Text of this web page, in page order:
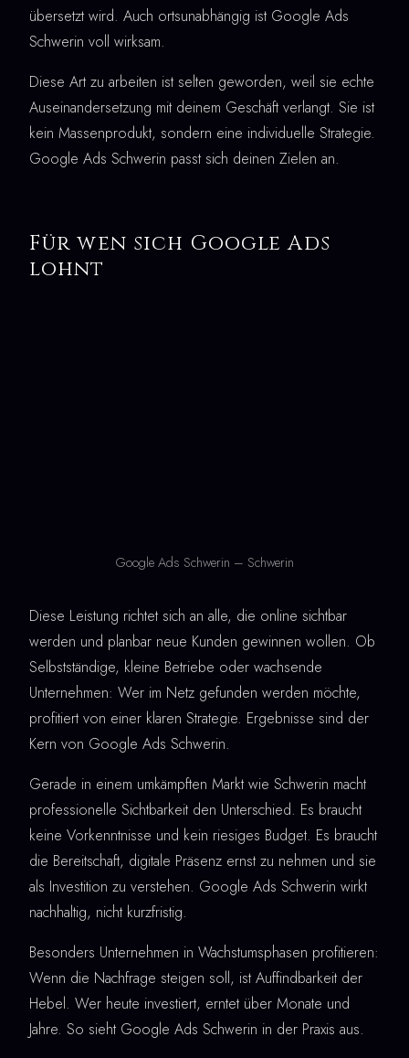
übersetzt wird. Auch ortsunabhängig ist Google Ads
Schwerin voll wirksam.
Diese Art zu arbeiten ist selten geworden, weil sie echte
Auseinandersetzung mit deinem Geschäft verlangt. Sie ist
kein Massenprodukt, sondern eine individuelle Strategie.
Google Ads Schwerin passt sich deinen Zielen an.
Für wen sich Google Ads
lohnt
Google Ads Schwerin – Schwerin
Diese Leistung richtet sich an alle, die online sichtbar
werden und planbar neue Kunden gewinnen wollen. Ob
Selbstständige, kleine Betriebe oder wachsende
Unternehmen: Wer im Netz gefunden werden möchte,
profitiert von einer klaren Strategie. Ergebnisse sind der
Kern von Google Ads Schwerin.
Gerade in einem umkämpften Markt wie Schwerin macht
professionelle Sichtbarkeit den Unterschied. Es braucht
keine Vorkenntnisse und kein riesiges Budget. Es braucht
die Bereitschaft, digitale Präsenz ernst zu nehmen und sie
als Investition zu verstehen. Google Ads Schwerin wirkt
nachhaltig, nicht kurzfristig.
Besonders Unternehmen in Wachstumsphasen profitieren:
Wenn die Nachfrage steigen soll, ist Auffindbarkeit der
Hebel. Wer heute investiert, erntet über Monate und
Jahre. So sieht Google Ads Schwerin in der Praxis aus.